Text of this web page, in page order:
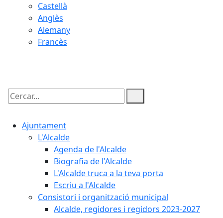
Castellà
Anglès
Alemany
Francès
Cercar:
Ajuntament
L'Alcalde
Agenda de l'Alcalde
Biografia de l'Alcalde
L'Alcalde truca a la teva porta
Escriu a l'Alcalde
Consistori i organització municipal
Alcalde, regidores i regidors 2023-2027